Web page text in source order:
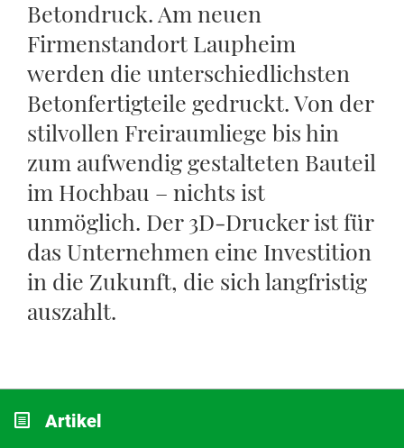
Betondruck. Am neuen
Firmenstandort Laupheim
werden die unterschiedlichsten
Betonfertigteile gedruckt. Von der
stilvollen Freiraumliege bis hin
zum aufwendig gestalteten Bauteil
im Hochbau – nichts ist
unmöglich. Der 3D-Drucker ist für
das Unternehmen eine Investition
in die Zukunft, die sich langfristig
auszahlt.
Artikel